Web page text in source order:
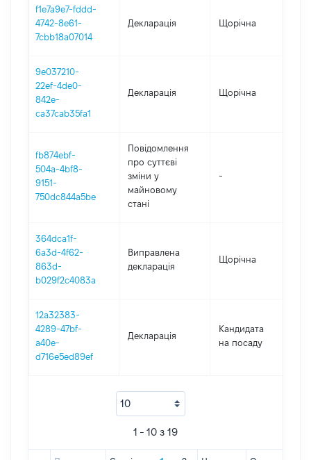
f1e7a9e7-fddd-
4742-8e61-
7cbb18a07014
Декларація Щорічна
9e037210-
22ef-4de0-
842e-
ca37cab35fa1
Декларація Щорічна
fb874ebf-
504a-4bf8-
9151-
750dc844a5be
Повідомлення
про суттєві
зміни y
майновому
стані
-
364dca1f-
6a3d-4f62-
863d-
b029f2c4083a
Виправлена
декларація
Щорічна
12a32383-
4289-47bf-
a40e-
d716e5ed89ef
Декларація
Кандидата
на посаду
1 - 10 з 19